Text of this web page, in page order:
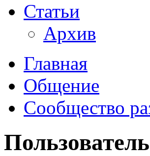
Статьи
Архив
Главная
Общение
Сообщество